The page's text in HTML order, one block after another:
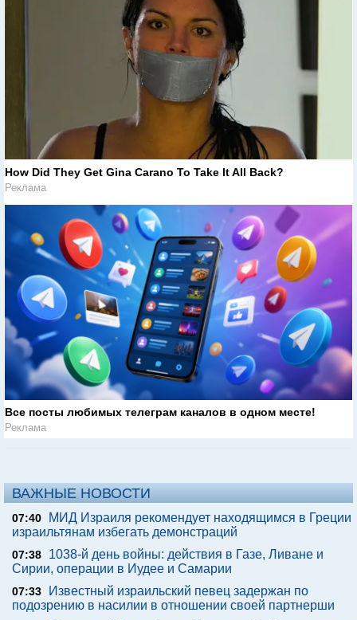
How Did They Get Gina Carano To Take It All Back?
Реклама
Все посты любимых телеграм каналов в одном месте!
Реклама
ВАЖНЫЕ НОВОСТИ
07:40
МИД Израиля рекомендует находящимся в Греции
израильтянам избегать демонстраций
07:38
1038-й день войны: действия в Газе, Ливане и
Сирии, операции в Иудее и Самарии
07:33
Известный израильский певец задержан по
подозрению в насилии в отношении своей партнерши